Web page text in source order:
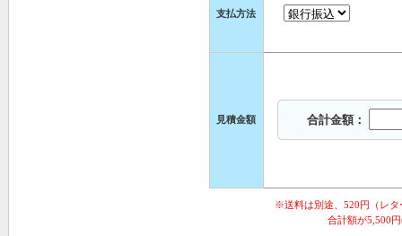
支払方法
見積金額 合計金額：
※送料は別途、520円（レタ
合計額が5,500円(税込)以上